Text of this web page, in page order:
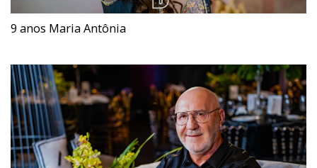
9 anos Maria Antônia